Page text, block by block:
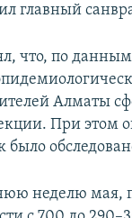
главный
что, по
Алматы
При этом
было
неделю мая,